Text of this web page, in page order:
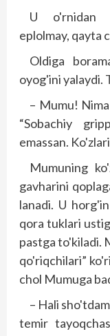
U o'rnidan
eplolmay, qayta
Oldiga
oyog'ini yalaydi.
– Mumu!
“Sobachiy
emassan.
Mumuning
gavharini
lanadi. U
qora tuklari
pastga to'kiladi.
qo'riqchilari”
chol Mumuga
– Hali
temir